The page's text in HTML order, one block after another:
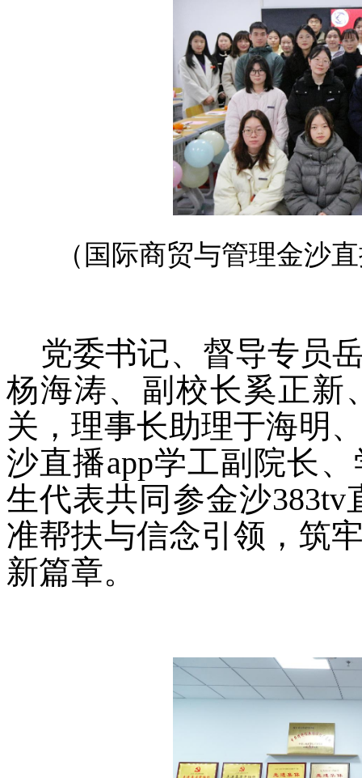
（国际商贸与管理金沙
党委书记、督导专员
杨海涛、副校长奚正新
关，理事长助理于海明
沙直播app学工副院长
生代表共同参金沙
准帮扶与信念引领，筑
新篇章。